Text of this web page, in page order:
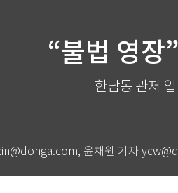
“불법 영장
한남동 관저
윤채원 기자